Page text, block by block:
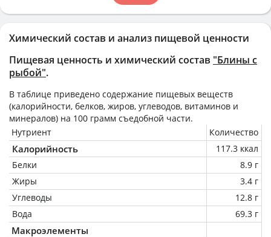
Химический состав и анализ пищевой ценности
Пищевая ценность и химический состав "Блины с
рыбой".
В таблице приведено содержание пищевых веществ
(калорийности, белков, жиров, углеводов, витаминов и
минералов) на 100 грамм съедобной части.
Нутриент
Количество
Калорийность
117.3 ккал
Белки
8.9 г
Жиры
3.4 г
Углеводы
12.8 г
Вода
69.3 г
Макроэлементы